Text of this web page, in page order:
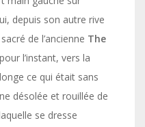
depuis son autre rive
de l’ancienne The
l’instant, vers la
ce qui était sans
désolée et rouillée de
se dresse